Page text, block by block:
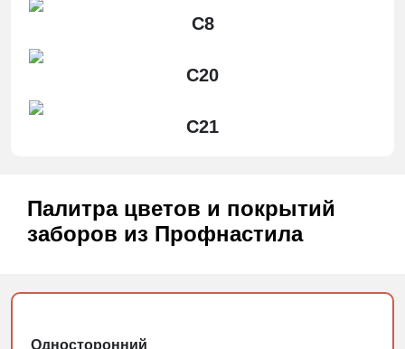
С8
С20
С21
Палитра цветов и покрытий
заборов из Профнастила
Односторонний